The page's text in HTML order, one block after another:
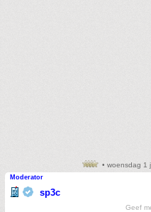
• woensdag 1
Moderator
sp3c
Geef